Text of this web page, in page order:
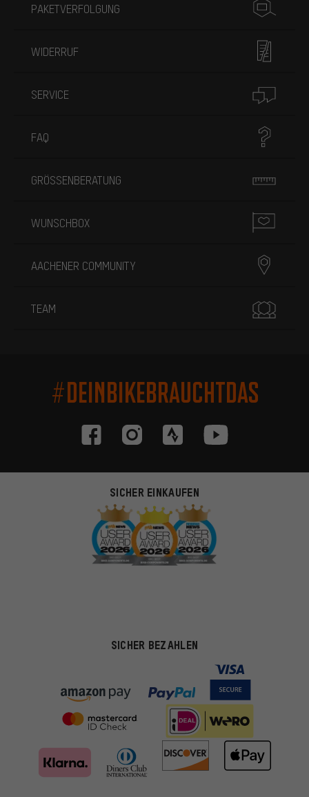
PAKETVERFOLGUNG
WIDERRUF
SERVICE
FAQ
GRÖSSENBERATUNG
WUNSCHBOX
AACHENER COMMUNITY
TEAM
#DEINBIKEBRAUCHTDAS
SICHER EINKAUFEN
SICHER BEZAHLEN